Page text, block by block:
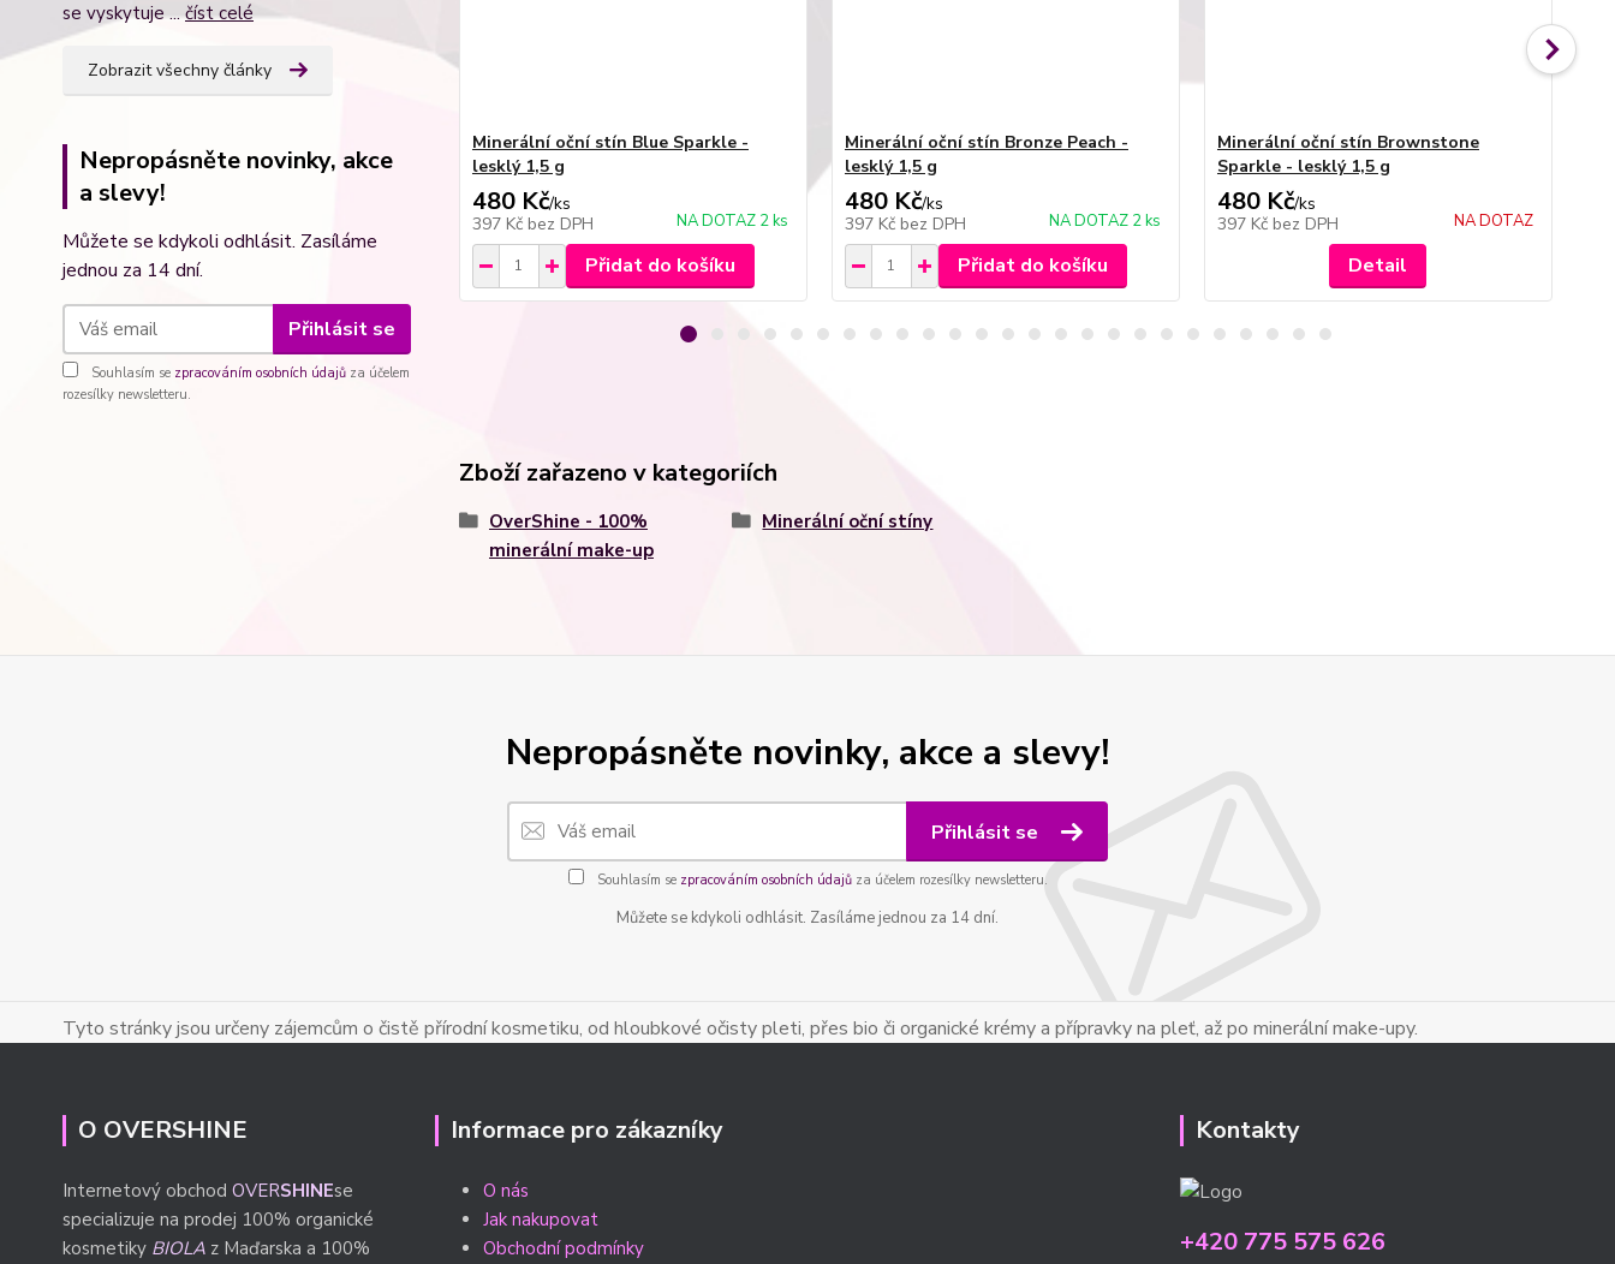
se vyskytuje ...číst celé
Zobrazit všechny články
Nepropásněte novinky, akce
a slevy!
Můžete se kdykoli odhlásit. Zasíláme
jednou za 14 dní.
Přihlásit se
Souhlasím se zpracováním osobních údajů za účelem
rozesílky newsletteru.
Minerální oční stín Blue Sparkle -
lesklý 1,5 g
480 Kč/ks
397 Kč bez DPH NA DOTAZ 2 ks
Přidat do košíku
Minerální oční stín Bronze Peach -
lesklý 1,5 g
480 Kč/ks
397 Kč bez DPH NA DOTAZ 2 ks
Přidat do košíku
Minerální oční stín Brownstone
Sparkle - lesklý 1,5 g
480 Kč/ks
397 Kč bez DPH NA DOTAZ
Detail
Zboží zařazeno v kategoriích
OverShine - 100%
minerální make-up
Minerální oční stíny
Nepropásněte novinky, akce a slevy!
Přihlásit se
Souhlasím se zpracováním osobních údajůza účelem rozesílky newsletteru.
Můžete se kdykoli odhlásit. Zasíláme jednou za 14 dní.
Tyto stránky jsou určeny zájemcům o čistě přírodní kosmetiku, od hloubkové očisty pleti, přes bio či organické krémy a přípravky na pleť, až po minerální make-upy.
O OVERSHINE
Internetový obchod OVERSHINEse
specializuje na prodej 100% organické
kosmetiky BIOLA z Maďarska a 100%
Informace pro zákazníky
O nás
Jak nakupovat
Obchodní podmínky
Kontakty
+420 775 575 626